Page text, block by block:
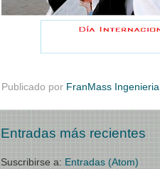
Publicado por FranMass
Entradas más recientes
Suscribirse a: Entradas (Atom)